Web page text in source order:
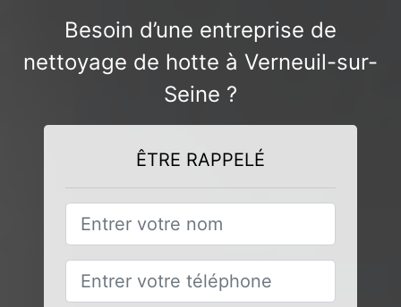
Besoin d’une entreprise de
nettoyage de hotte à Verneuil-sur-
Seine ?
ÊTRE RAPPELÉ